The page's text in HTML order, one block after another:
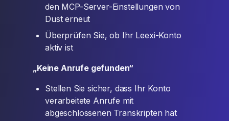
den MCP-Server-Einstellungen von
Dust erneut
Überprüfen Sie, ob Ihr Leexi-Konto
aktiv ist
„Keine Anrufe gefunden“
Stellen Sie sicher, dass Ihr Konto
verarbeitete Anrufe mit
abgeschlossenen Transkripten hat